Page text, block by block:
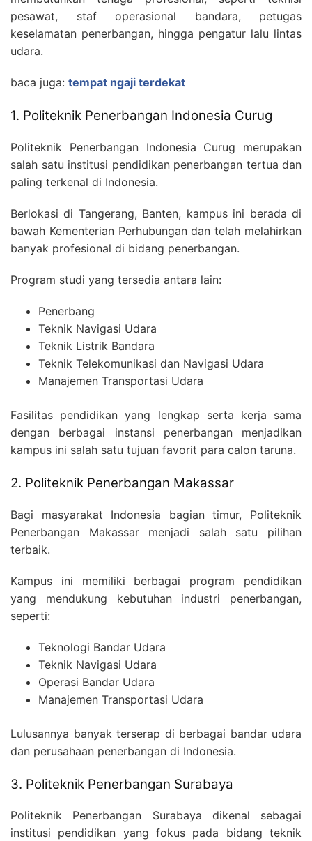
pesawat, staf operasional bandara, petugas
keselamatan penerbangan, hingga pengatur lalu lintas
udara.
baca juga: tempat ngaji terdekat
1. Politeknik Penerbangan Indonesia Curug
Politeknik Penerbangan Indonesia Curug merupakan
salah satu institusi pendidikan penerbangan tertua dan
paling terkenal di Indonesia.
Berlokasi di Tangerang, Banten, kampus ini berada di
bawah Kementerian Perhubungan dan telah melahirkan
banyak profesional di bidang penerbangan.
Program studi yang tersedia antara lain:
Penerbang
Teknik Navigasi Udara
Teknik Listrik Bandara
Teknik Telekomunikasi dan Navigasi Udara
Manajemen Transportasi Udara
Fasilitas pendidikan yang lengkap serta kerja sama
dengan berbagai instansi penerbangan menjadikan
kampus ini salah satu tujuan favorit para calon taruna.
2. Politeknik Penerbangan Makassar
Bagi masyarakat Indonesia bagian timur, Politeknik
Penerbangan Makassar menjadi salah satu pilihan
terbaik.
Kampus ini memiliki berbagai program pendidikan
yang mendukung kebutuhan industri penerbangan,
seperti:
Teknologi Bandar Udara
Teknik Navigasi Udara
Operasi Bandar Udara
Manajemen Transportasi Udara
Lulusannya banyak terserap di berbagai bandar udara
dan perusahaan penerbangan di Indonesia.
3. Politeknik Penerbangan Surabaya
Politeknik Penerbangan Surabaya dikenal sebagai
institusi pendidikan yang fokus pada bidang teknik